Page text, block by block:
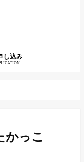
し込み
かっこ